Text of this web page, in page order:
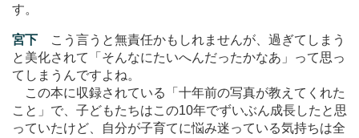
す。
宮下
こう言うと無責任かもしれませんが、過ぎてしまう
と美化されて「そんなにたいへんだったかなあ」って思っ
てしまうんですよね。
この本に収録されている「十年前の写真が教えてくれた
こと」で、子どもたちはこの10年でずいぶん成長したと思
っていたけど、自分が子育てに悩み迷っている気持ちは全